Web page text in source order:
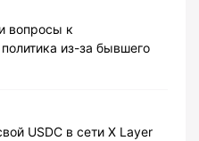
вопросы к
из-за бывшего
USDC в сети X Layer